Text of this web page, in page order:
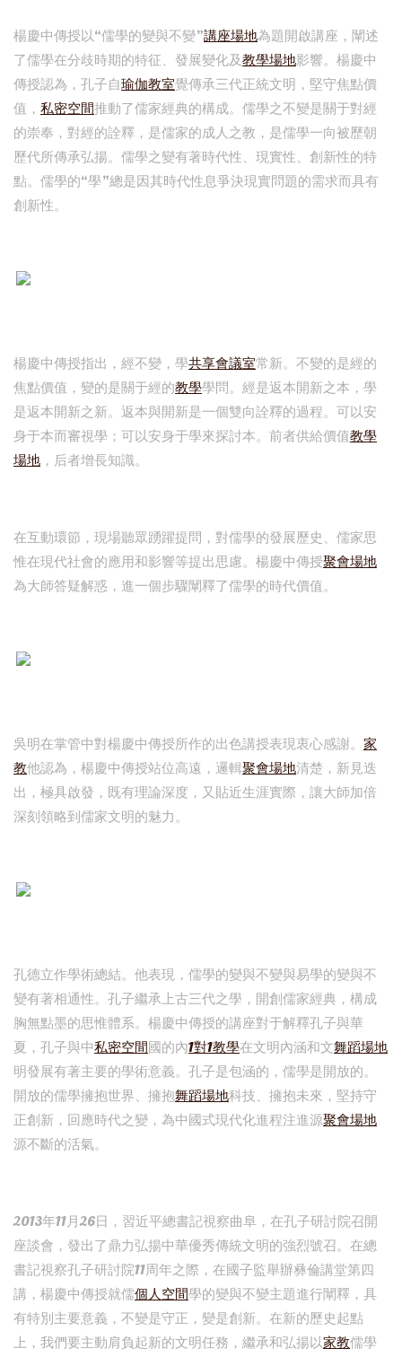
楊慶中傳授以“儒學的變與不變”講座場地為題開啟講座，闡述
了儒學在分歧時期的特征、發展變化及教學場地影響。楊慶中
傳授認為，孔子自瑜伽教室覺傳承三代正統文明，堅守焦點價
值， 私密空間推動了儒家經典的構成。儒學之不變是關于對經
的崇奉，對經的詮釋，是儒家的成人之教，是儒學一向被歷朝
歷代所傳承弘揚。儒學之變有著時代性、現實性、創新性的特
點。儒學的“學”總是因其時代性息爭決現實問題的需求而具有
創新性。
楊慶中傳授指出，經不變，學共享會議室常新。不變的是經的
焦點價值，變的是關于經的教學學問。經是返本開新之本，學
是返本開新之新。返本與開新是一個雙向詮釋的過程。可以安
身于本而審視學；可以安身于學來探討本。前者供給價值教學
場地 ，后者增長知識。
在互動環節，現場聽眾踴躍提問，對儒學的發展歷史、儒家思
惟在現代社會的應用和影響等提出思慮。楊慶中傳授聚會場地
為大師答疑解惑，進一個步驟闡釋了儒學的時代價值。
吳明在掌管中對楊慶中傳授所作的出色講授表現衷心感謝。 家
教他認為，楊慶中傳授站位高遠，邏輯聚會場地清楚，新見迭
出，極具啟發，既有理論深度，又貼近生涯實際，讓大師加倍
深刻領略到儒家文明的魅力。
孔德立作學術總結。他表現，儒學的變與不變與易學的變與不
變有著相通性。孔子繼承上古三代之學，開創儒家經典，構成
胸無點墨的思惟體系。楊慶中傳授的講座對于解釋孔子與華
夏，孔子與中私密空間國的內1對1教學在文明內涵和文舞蹈場地
明發展有著主要的學術意義。孔子是包涵的，儒學是開放的。
開放的儒學擁抱世界、擁抱舞蹈場地科技、擁抱未來，堅持守
正創新，回應時代之變，為中國式現代化進程注進源聚會場地
源不斷的活氣。
2013年11月26日，習近平總書記視察曲阜，在孔子研討院召開
座談會，發出了鼎力弘揚中華優秀傳統文明的強烈號召。在總
書記視察孔子研討院11周年之際，在國子監舉辦彝倫講堂第四
講，楊慶中傳授就儒個人空間學的變與不變主題進行闡釋，具
有特別主要意義，不變是守正，變是創新。在新的歷史起點
上，我們要主動肩負起新的文明任務，繼承和弘揚以家教儒學